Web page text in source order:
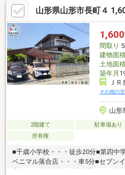
山形県山形市長町４
1,600
間取り
建物面
土地面
築年月
Ｊ
その他の
山形
2階建て 駐車場あり
所有権
■千歳小学校・・・徒歩20分■第四中
ベニマル落合店・・・車5分■セブン
店・・・徒歩3分■西浦公園・・・徒歩